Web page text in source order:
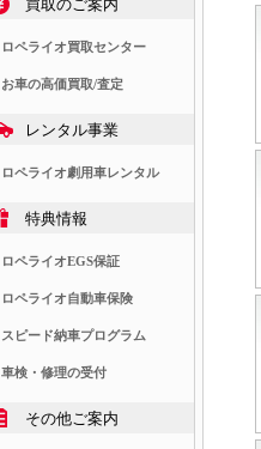
買取のご案内
ロペライオ買取センター
お車の高価買取/査定
レンタル事業
ロペライオ劇用車レンタル
特典情報
ロペライオEGS保証
ロペライオ自動車保険
スピード納車プログラム
車検・修理の受付
その他ご案内